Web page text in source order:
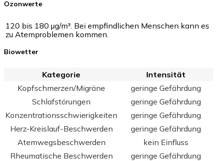
Ozonwerte
120 bis 180 µg/m³. Bei empfindlichen Menschen kann es
zu Atemproblemen kommen.
Biowetter
Kategorie
Intensität
Kopfschmerzen/Migräne
geringe Gefährdung
Schlafstörungen
geringe Gefährdung
Konzentrationsschwierigkeiten
geringe Gefährdung
Herz-Kreislauf-Beschwerden
geringe Gefährdung
Atemwegsbeschwerden
kein Einfluss
Rheumatische Beschwerden
geringe Gefährdung